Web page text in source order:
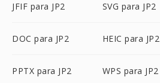
JFIF para JP2 SVG para JP2
DOC para JP2 HEIC para JP2
PPTX para JP2 WPS para JP2